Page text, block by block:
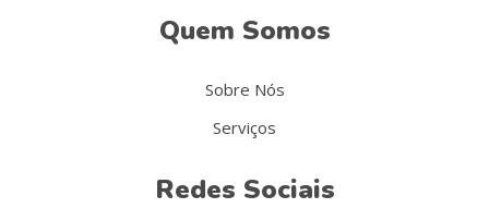
Quem Somos
Sobre Nós
Serviços
Redes Sociais